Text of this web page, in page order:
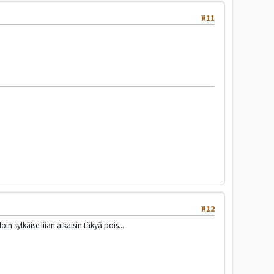
#11
#12
sylkäise liian aikaisin täkyä pois...